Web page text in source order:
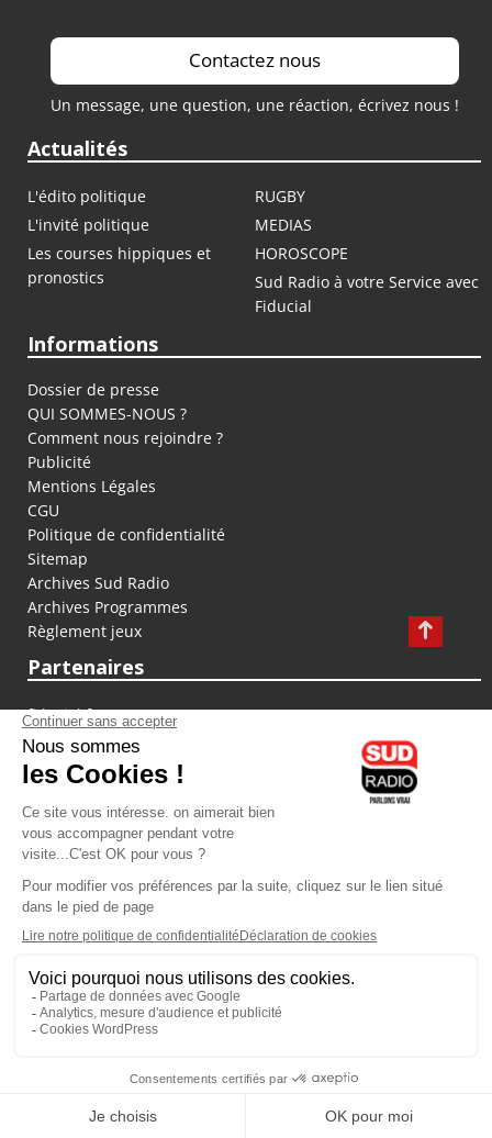
Contactez nous
Un message, une question, une réaction, écrivez nous !
Actualités
L'édito politique
RUGBY
L'invité politique
MEDIAS
Les courses hippiques et
pronostics
HOROSCOPE
Sud Radio à votre Service avec
Fiducial
Informations
Dossier de presse
QUI SOMMES-NOUS ?
Comment nous rejoindre ?
Publicité
Mentions Légales
CGU
Politique de confidentialité
Sitemap
Archives Sud Radio
Archives Programmes
Règlement jeux
Partenaires
fiducial.fr
lyoncapitale.fr
olympique-et-lyonnais.com
L'application Iphone / Android
Téléchargez l'application
Les cookies
Gestion des cookies
Crédit photos : ©Sud Radio / Pierre Olivier
Nathalie Schraen-Guirma
C'est ça la France
Gérard Collard et Valérie Expert
Les coups de coeur des libraires